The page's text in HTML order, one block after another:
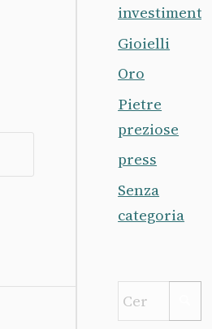
investimento
Gioielli
Oro
Pietre
preziose
press
Senza
categoria